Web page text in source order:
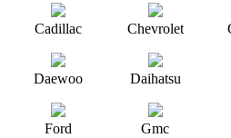
Cadillac Chevrolet
Daewoo Daihatsu
Ford Gmc